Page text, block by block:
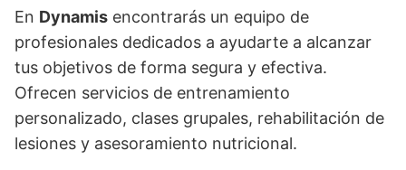
En Dynamis encontrarás un equipo de
profesionales dedicados a ayudarte a alcanzar
tus objetivos de forma segura y efectiva.
Ofrecen servicios de entrenamiento
personalizado, clases grupales, rehabilitación de
lesiones y asesoramiento nutricional.